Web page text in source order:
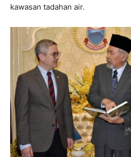
kawasan tadahan air.